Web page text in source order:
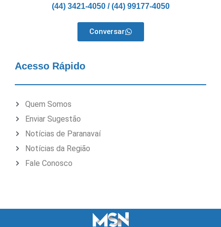
(44) 3421-4050 / (44) 99177-4050
Conversar
Acesso Rápido
Quem Somos
Enviar Sugestão
Notícias de Paranavaí
Notícias da Região
Fale Conosco